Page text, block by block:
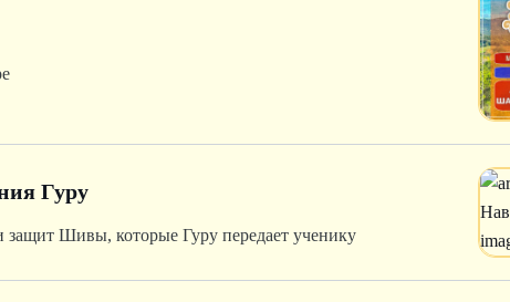
Гуру
Дурге. Дикша инициация восьми защит Шивы, которые Гуру передает ученику